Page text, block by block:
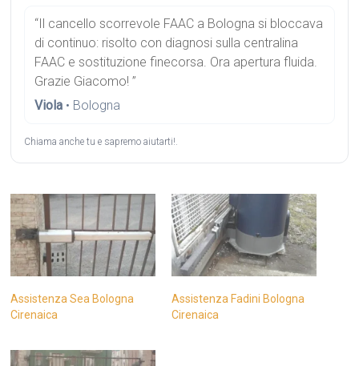
“Il cancello scorrevole FAAC a Bologna si bloccava
di continuo: risolto con diagnosi sulla centralina
FAAC e sostituzione finecorsa. Ora apertura fluida.
Grazie Giacomo! ”
Viola • Bologna
Chiama anche tu e sapremo aiutarti!.
Assistenza Sea Bologna
Cirenaica
Assistenza Fadini Bologna
Cirenaica